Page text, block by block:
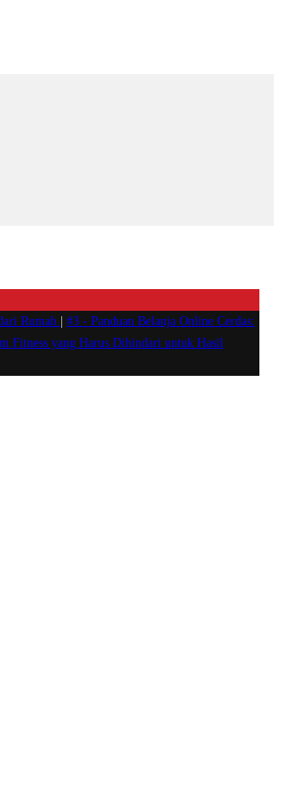
Rumah #3 - Panduan Belanja Online Cerdas:
Fitness yang Harus Dihindari untuk Hasil